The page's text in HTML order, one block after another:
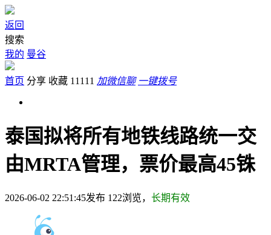
返回
搜索
我的 曼谷
首页 分享 收藏 11111 加微信聊 一键拨号
泰国拟将所有地铁线路统一交
由MRTA管理，票价最高45铢
2026-06-02 22:51:45发布 122浏览， 长期有效